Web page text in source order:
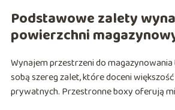
Podstawowe zalety
powierzchni
Wynajem przestrzeni do
sobą szereg zalet, które doceni
prywatnych. Przestronne boxy oferują